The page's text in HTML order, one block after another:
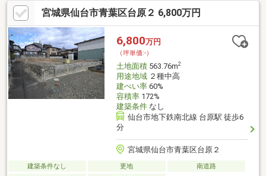
宮城県仙台市青葉区台原２ 6,800万円
6,800万円
（坪単価:-）
土地面積563.76m2
用途地域２種中高
建ぺい率60%
容積率172%
建築条件なし
仙台市地下鉄南北線 台原駅 徒歩6
分
宮城県仙台市青葉区台原２
建築条件なし 更地
南道路